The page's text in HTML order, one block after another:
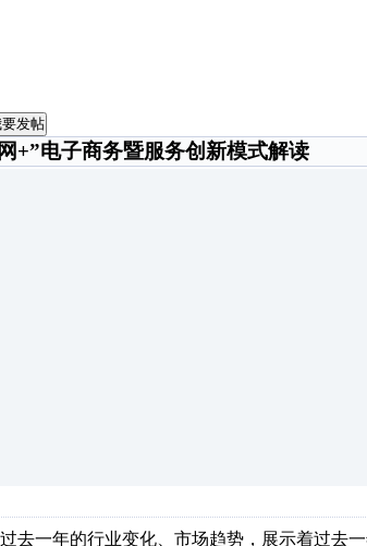
发帖
电子商务暨服务创新模式解读
去一年的行业变化、市场趋势，展示着过去